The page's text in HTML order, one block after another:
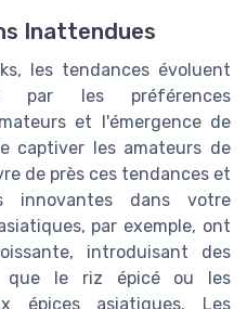
Inattendues
les tendances évoluent
par les préférences
et l'émergence de
captiver les amateurs de
de près ces tendances et
innovantes dans votre
par exemple, ont
introduisant des
que le riz épicé ou les
épices asiatiques. Les